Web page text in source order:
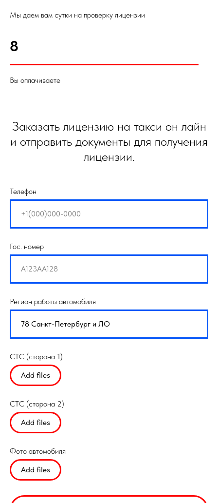
Мы даем вам сутки на проверку лицензии
8
Вы оплачиваете
Заказать лицензию на такси он лайн
и отправить документы для получения
лицензии.
Телефон
Гос. номер
Регион работы автомобиля
СТС (сторона 1)
Add files
СТС (сторона 2)
Add files
Фото автомобиля
Add files